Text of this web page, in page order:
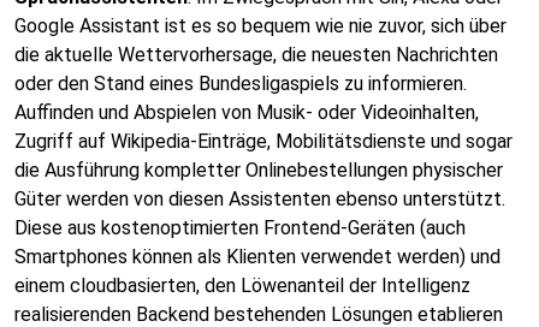
Google Assistant ist es so bequem wie nie zuvor, sich über
die aktuelle Wettervorhersage, die neuesten Nachrichten
oder den Stand eines Bundesligaspiels zu informieren.
Auffinden und Abspielen von Musik- oder Videoinhalten,
Zugriff auf Wikipedia-Einträge, Mobilitätsdienste und sogar
die Ausführung kompletter Onlinebestellungen physischer
Güter werden von diesen Assistenten ebenso unterstützt.
Diese aus kostenoptimierten Frontend-Geräten (auch
Smartphones können als Klienten verwendet werden) und
einem cloudbasierten, den Löwenanteil der Intelligenz
realisierenden Backend bestehenden Lösungen etablieren